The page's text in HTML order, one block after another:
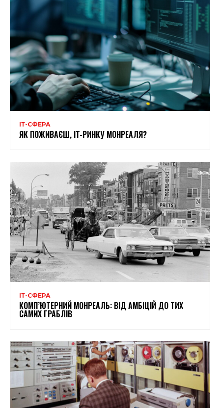
ІТ-СФЕРА
ЯК ПОЖИВАЄШ, IT-РИНКУ МОНРЕАЛЯ?
ІТ-СФЕРА
КОМП’ЮТЕРНИЙ МОНРЕАЛЬ: ВІД АМБІЦІЙ ДО ТИХ
САМИХ ГРАБЛІВ